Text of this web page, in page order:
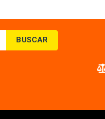
BUSCAR